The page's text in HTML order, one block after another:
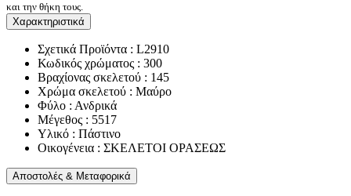
και την θήκη τους.
Χαρακτηριστικά
Σχετικά Προϊόντα : L2910
Κωδικός χρώματος : 300
Βραχίονας σκελετού : 145
Χρώμα σκελετού : Μαύρο
Φύλο : Ανδρικά
Μέγεθος : 5517
Υλικό : Πάστινο
Οικογένεια : ΣΚΕΛΕΤΟΙ ΟΡΑΣΕΩΣ
Αποστολές & Μεταφορικά